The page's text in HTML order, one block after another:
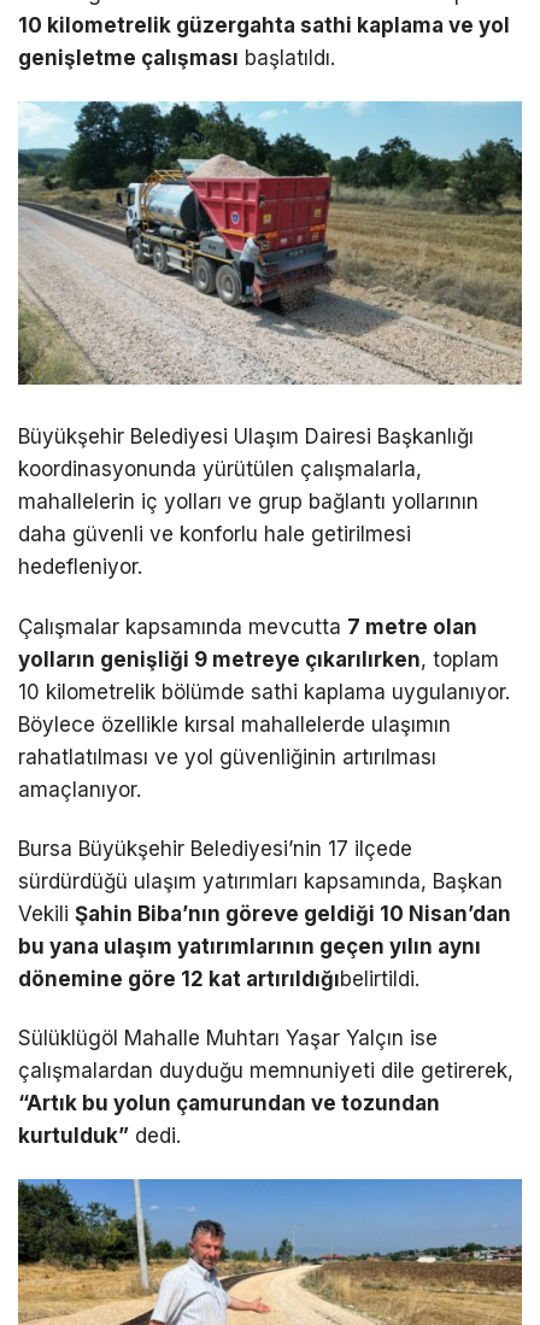
10 kilometrelik güzergahta sathi kaplama ve yol
genişletme çalışması başlatıldı.
Büyükşehir Belediyesi Ulaşım Dairesi Başkanlığı
koordinasyonunda yürütülen çalışmalarla,
mahallelerin iç yolları ve grup bağlantı yollarının
daha güvenli ve konforlu hale getirilmesi
hedefleniyor.
Çalışmalar kapsamında mevcutta 7 metre olan
yolların genişliği 9 metreye çıkarılırken, toplam
10 kilometrelik bölümde sathi kaplama uygulanıyor.
Böylece özellikle kırsal mahallelerde ulaşımın
rahatlatılması ve yol güvenliğinin artırılması
amaçlanıyor.
Bursa Büyükşehir Belediyesi’nin 17 ilçede
sürdürdüğü ulaşım yatırımları kapsamında, Başkan
Vekili Şahin Biba’nın göreve geldiği 10 Nisan’dan
bu yana ulaşım yatırımlarının geçen yılın aynı
dönemine göre 12 kat artırıldığıbelirtildi.
Sülüklügöl Mahalle Muhtarı Yaşar Yalçın ise
çalışmalardan duyduğu memnuniyeti dile getirerek,
“Artık bu yolun çamurundan ve tozundan
kurtulduk” dedi.